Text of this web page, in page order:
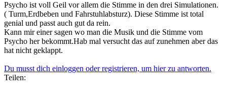
Psycho ist voll Geil vor allem die Stimme in den drei Simulationen.
( Turm,Erdbeben und Fahrstuhlabsturz). Diese Stimme ist total
genial und passt auch gut da rein.
Kann mir einer sagen wo man die Musik und die Stimme vom
Psycho her bekommt.Hab mal versucht das auf zunehmen aber das
hat nicht geklappt.
Du musst dich einloggen oder registrieren, um hier zu antworten.
Teilen: